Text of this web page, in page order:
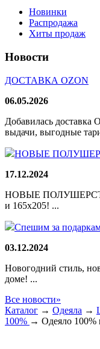
Новинки
Распродажа
Хиты продаж
Новости
ДОСТАВКА OZON
06.05.2026
Добавилась
выдачи, выгодные
НОВЫЕ
17.12.2024
НОВЫЕ
и 165х205! ...
Спешим за
03.12.2024
Новогодний стиль,
доме! ...
Все новости»
Каталог → Одеяла →
100% → Одеяло 100%